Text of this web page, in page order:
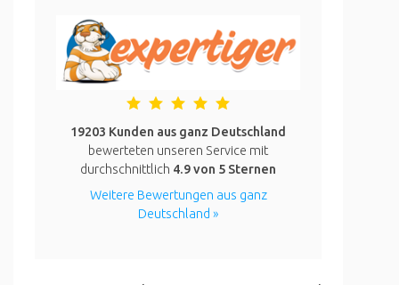
19203 Kunden aus ganz Deutschland
bewerteten unseren Service mit
durchschnittlich 4.9von 5 Sternen
Weitere Bewertungen aus ganz
Deutschland »